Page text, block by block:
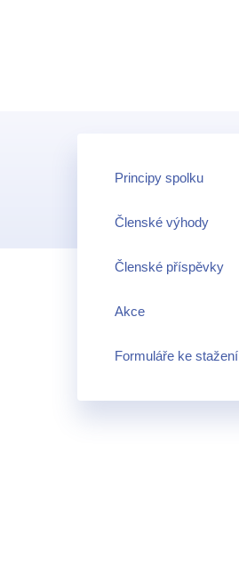
Principy spolku
Členské výhody
Členské příspěvky
Akce
Formuláře ke stažení